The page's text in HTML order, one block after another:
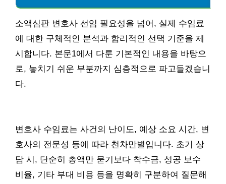
소액심판 변호사 선임 필요성을 넘어, 실제 수임료
에 대한 구체적인 분석과 합리적인 선택 기준을 제
시합니다. 본문1에서 다룬 기본적인 내용을 바탕으
로, 놓치기 쉬운 부분까지 심층적으로 파고들겠습니
다.
변호사 수임료는 사건의 난이도, 예상 소요 시간, 변
호사의 전문성 등에 따라 천차만별입니다. 초기 상
담 시, 단순히 총액만 묻기보다 착수금, 성공 보수
비율, 기타 부대 비용 등을 명확히 구분하여 질문해